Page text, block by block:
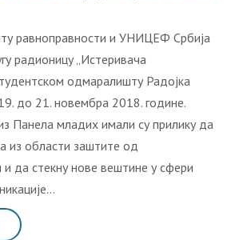
равноправности и УНИЦЕФ Србија
радионицу „Истеривача
одмаралишту Радојка
до 21. новембра 2018. године.
Панела младих имали су прилику да
из области заштите од
и да стекну нове вештине у сфери